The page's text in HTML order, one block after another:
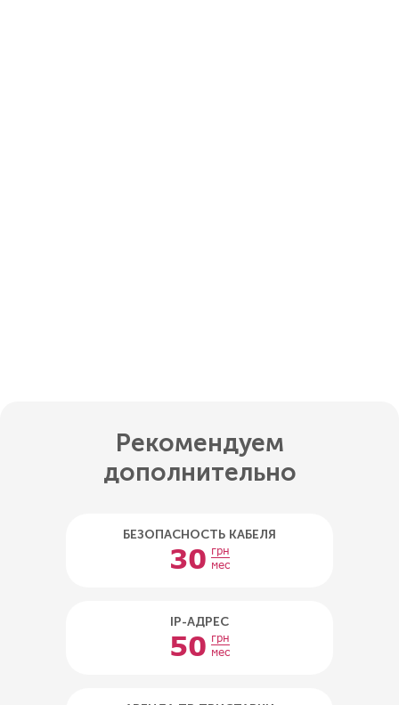
Рекомендуем
дополнительно
БЕЗОПАСНОСТЬ КАБЕЛЯ
30 грн
мес
IP-АДРЕС
50 грн
мес